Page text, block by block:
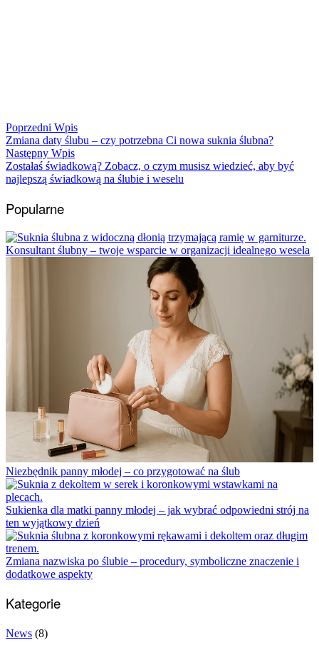
Nawigacja
wpisu
Poprzedni WpisPoprzedni
Wpis:
Zmiana daty ślubu – czy potrzebna Ci nowa suknia ślubna?
Następny WpisNastępny
Wpis:
Zostałaś świadkową? Zobacz, o czym musisz wiedzieć, aby być
najlepszą świadkową na ślubie i weselu
Popularne
Konsultant ślubny – twoje wsparcie w organizacji idealnego wesela
Niezbędnik panny młodej – co przygotować na ślub
Sukienka dla matki panny młodej – jak wybrać odpowiedni strój na
ten wyjątkowy dzień
Zmiana nazwiska po ślubie – procedury, symboliczne znaczenie i
dodatkowe aspekty
Kategorie
News (8)